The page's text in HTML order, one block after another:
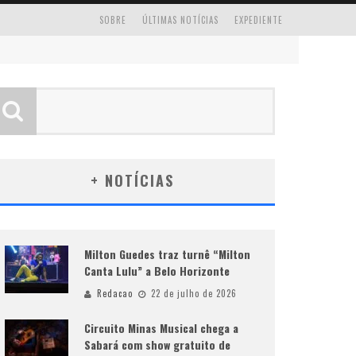
EXPEDIENTE
ÚLTIMAS NOTÍCIAS
SOBRE
+ NOTÍCIAS
Milton Guedes traz turnê “Milton
Canta Lulu” a Belo Horizonte
Redacao 22 de julho de 2026
Circuito Minas Musical chega a
Sabará com show gratuito de